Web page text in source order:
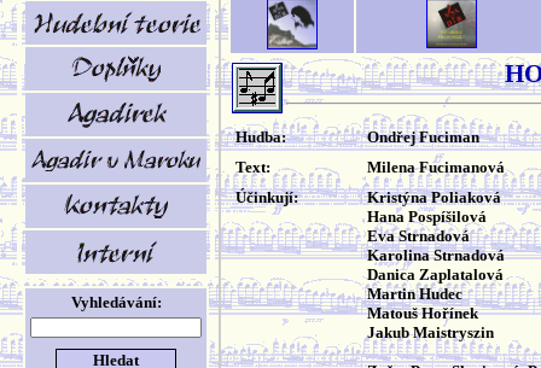
Vyhledávání:
Hudba:
Ondřej Fuciman
Text:
Milena Fucimanová
Účinkují:
Kristýna Poliaková
Hana Pospíšilová
Eva Strnadová
Karolina Strnadová
Danica Zaplatalová
Martin Hudec
Matouš Hořínek
Jakub Maistryszin